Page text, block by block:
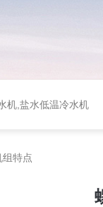
机,盐水低温冷水机
组特点